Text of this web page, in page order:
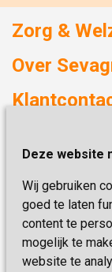
Deze website
Wij gebruiken
goed te laten
content te
mogelijk te
website te
Zorg &
Huizen met zorg
Onze
Over
Duurzaamheid
Kwaliteit &
Missie & Visie
Vastgoed
Innovatie
6419 PB
Telefoon:0900
E-mail:
Schrijf je